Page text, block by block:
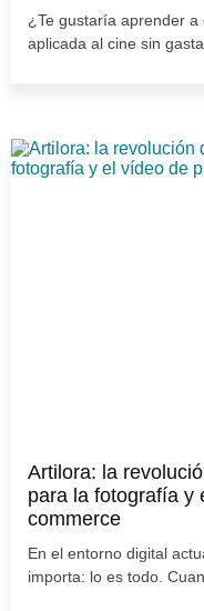
¿Te gustaría aprender
aplicada al cine sin
Artilora: la
para la fotografía y
commerce
En el entorno digital
importa: lo es todo.